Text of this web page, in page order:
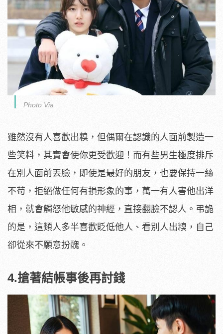
Photo Via
雖然沒有人喜歡出糗，但偶爾在認識的人面前製造一
些笑料，其實會使你更受歡迎！而有些男生極度排斥
在別人面前丟臉，即使是最好的朋友，也要保持一絲
不苟，拒絕做任何有損形象的事，萬一有人害他出洋
相，就會觸怒他敏感的神經，直接翻臉不認人。弔詭
的是，這類人多半喜歡貶低他人、看別人出糗，自己
卻從來不願意扮醜。
4.搶著結帳事後再討錢